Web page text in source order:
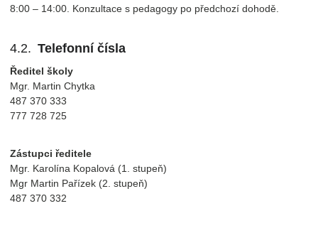
8:00 – 14:00. Konzultace s pedagogy po předchozí dohodě.
Telefonní čísla
Ředitel školy
Mgr. Martin Chytka
487 370 333
777 728 725
Zástupci ředitele
Mgr. Karolína Kopalová (1. stupeň)
Mgr Martin Pařízek (2. stupeň)
487 370 332